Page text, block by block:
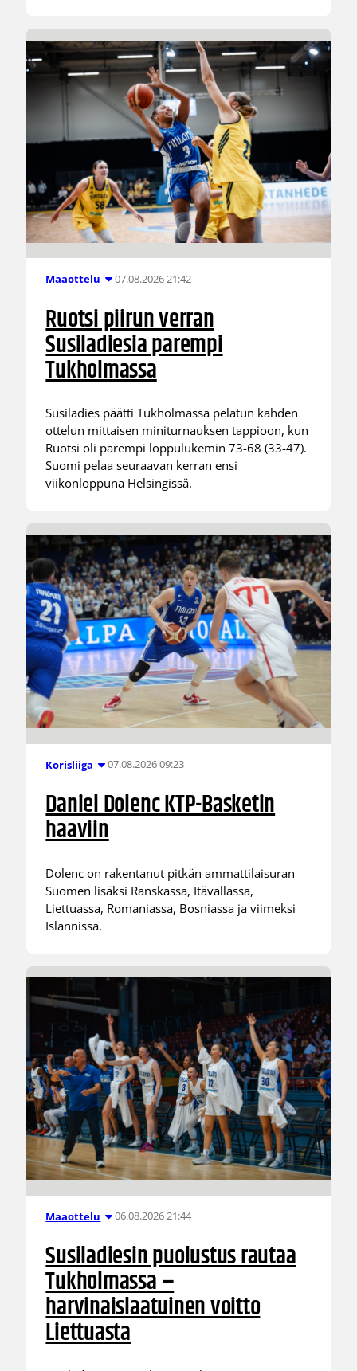
Maaottelu 07.08.2026 21:42
Ruotsi piirun verran
Susiladiesia parempi
Tukholmassa
Susiladies päätti Tukholmassa pelatun kahden
ottelun mittaisen miniturnauksen tappioon, kun
Ruotsi oli parempi loppulukemin 73-68 (33-47).
Suomi pelaa seuraavan kerran ensi
viikonloppuna Helsingissä.
Korisliiga 07.08.2026 09:23
Daniel Dolenc KTP-Basketin
haaviin
Dolenc on rakentanut pitkän ammattilaisuran
Suomen lisäksi Ranskassa, Itävallassa,
Liettuassa, Romaniassa, Bosniassa ja viimeksi
Islannissa.
Maaottelu 06.08.2026 21:44
Susiladiesin puolustus rautaa
Tukholmassa –
harvinaislaatuinen voitto
Liettuasta